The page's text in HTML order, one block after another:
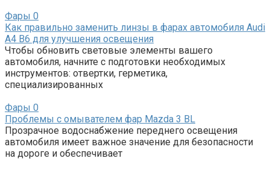
Фары 0
Как правильно заменить линзы в фарах автомобиля Audi
A4 B6 для улучшения освещения
Чтобы обновить световые элементы вашего
автомобиля, начните с подготовки необходимых
инструментов: отвертки, герметика,
специализированных
Фары 0
Проблемы с омывателем фар Mazda 3 BL
Прозрачное водоснабжение переднего освещения
автомобиля имеет важное значение для безопасности
на дороге и обеспечивает